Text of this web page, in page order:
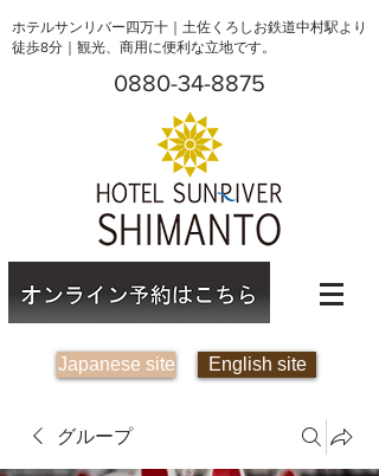
ホテルサンリバー四万十｜土佐くろしお鉄道中村駅より
徒歩8分｜観光、商用に便利な立地です。
0880-34-8875
Japanese site English site
グループ